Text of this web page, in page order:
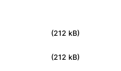
(212 kB)
(212 kB)